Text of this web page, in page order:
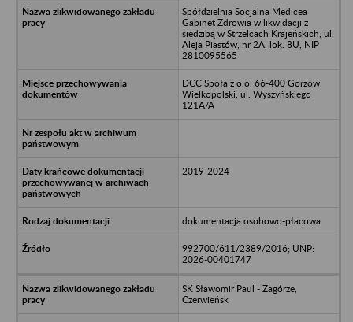
Spółdzielnia Socjalna Medicea
Gabinet Zdrowia w likwidacji z
siedzibą w Strzelcach Krajeńskich, ul.
Aleja Piastów, nr 2A, lok. 8U, NIP
2810095565
DCC Spóła z o.o. 66-400 Gorzów
Wielkopolski, ul. Wyszyńskiego
121A/A
2019-2024
dokumentacja osobowo-płacowa
992700/611/2389/2016; UNP:
2026-00401747
SK Sławomir Paul - Zagórze,
Czerwieńsk